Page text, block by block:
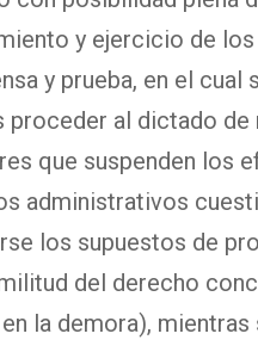
y ejercicio de
y prueba, en el cual
proceder al dictado de
que suspenden los
administrativos
los supuestos de
del derecho
la demora),